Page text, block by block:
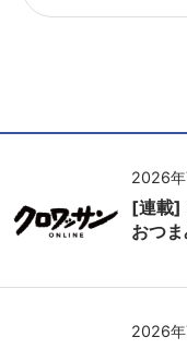
2026年
[連載]
おつ
2026年